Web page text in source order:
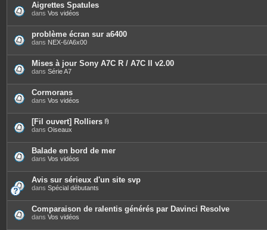
t
e
s
Aigrettes Spatules
dans Vos vidéos
problème écran sur a6400
dans NEX-6/A6x00
Mises à jour Sony A7C R / A7C II v2.00
dans Série A7
Cormorans
dans Vos vidéos
[Fil ouvert] Rolliers
è
c
j
o
i
t
e
s
dans Oiseaux
Balade en bord de mer
dans Vos vidéos
Avis sur sérieux d'un site svp
dans Spécial débutants
Comparaison de ralentis générés par Davinci Resolve
dans Vos vidéos